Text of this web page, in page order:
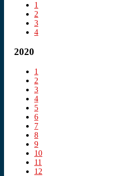
1
2
3
4
2020
1
2
3
4
5
6
7
8
9
10
11
12